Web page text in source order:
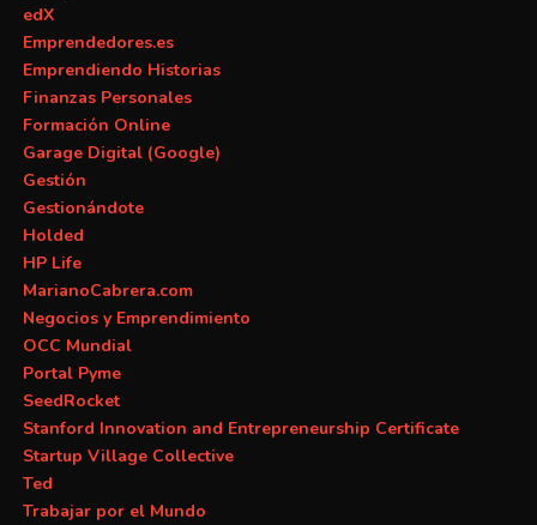
edX
Emprendedores.es
Emprendiendo Historias
Finanzas Personales
Formación Online
Garage Digital (Google)
Gestión
Gestionándote
Holded
HP Life
MarianoCabrera.com
Negocios y Emprendimiento
OCC Mundial
Portal Pyme
SeedRocket
Stanford Innovation and Entrepreneurship Certificate
Startup Village Collective
Ted
Trabajar por el Mundo